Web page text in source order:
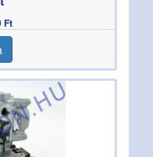
Ft